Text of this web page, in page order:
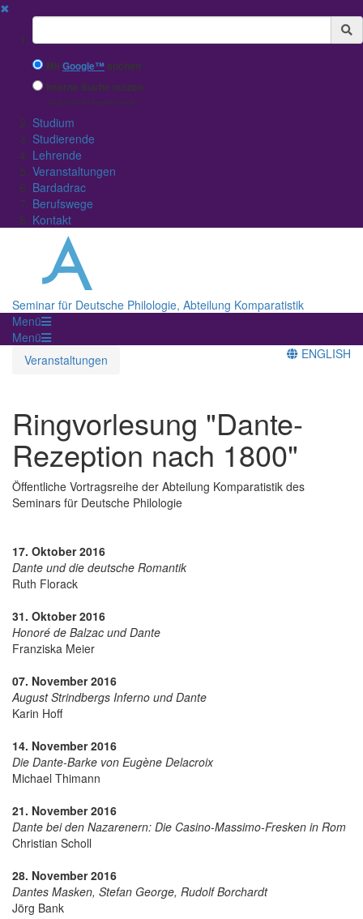
✖
Suchbegriff
MitGoogle™ suchen
Interne Suche nutzen
(eingeschränkte Ergebnisqualität)
Studium
Studierende
Lehrende
Veranstaltungen
Bardadrac
Berufswege
Kontakt
Seminar für Deutsche Philologie, Abteilung Komparatistik
Menü
Menü
Veranstaltungen
ENGLISH
Ringvorlesung "Dante-
Rezeption nach 1800"
Öffentliche Vortragsreihe der Abteilung Komparatistik des
Seminars für Deutsche Philologie
17. Oktober 2016
Dante und die deutsche Romantik
Ruth Florack
31. Oktober 2016
Honoré de Balzac und Dante
Franziska Meier
07. November 2016
August Strindbergs Inferno und Dante
Karin Hoff
14. November 2016
Die Dante-Barke von Eugène Delacroix
Michael Thimann
21. November 2016
Dante bei den Nazarenern: Die Casino-Massimo-Fresken in Rom
Christian Scholl
28. November 2016
Dantes Masken, Stefan George, Rudolf Borchardt
Jörg Bank